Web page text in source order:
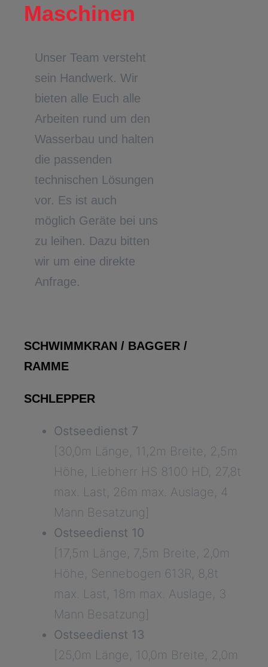
Maschinen
Unser Team versteht
sein Handwerk. Wir
bieten alle Euch alle
Arbeiten rund um den
Wasserbau und halten
die passenden
technischen Lösungen
vor. Es ist auch
möglich Geräte bei uns
zu leihen. Dazu bitten
wir um eine direkte
Anfrage.
SCHWIMMKRAN / BAGGER /
RAMME
SCHLEPPER
Ostseedienst 7
[30,0m Länge, 11,2m Breite, 2,5m
Höhe, Liebherr HS 8100 HD, 27,8t
max. Last, 26m max. Auslage, 4
Mann Besatzung]
Ostseedienst 10
[17,5m Länge, 7,5m Breite, 2,0m
Höhe, Sennebogen 613R, 8,8t
max. Last, 18m max. Auslage, 3
Mann Besatzung]
Ostseedienst 13
[25,0m Länge, 10,0m Breite, 2,0m